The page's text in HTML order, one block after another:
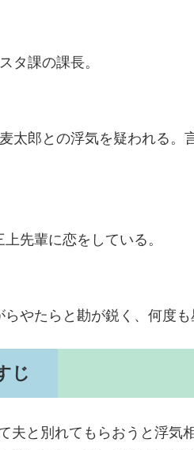
タ課の課長。
太郎との浮気を疑われる。
先輩に恋をしている。
やたらと勘が鋭く、何度も
じ
夫と別れてもらおうと浮気